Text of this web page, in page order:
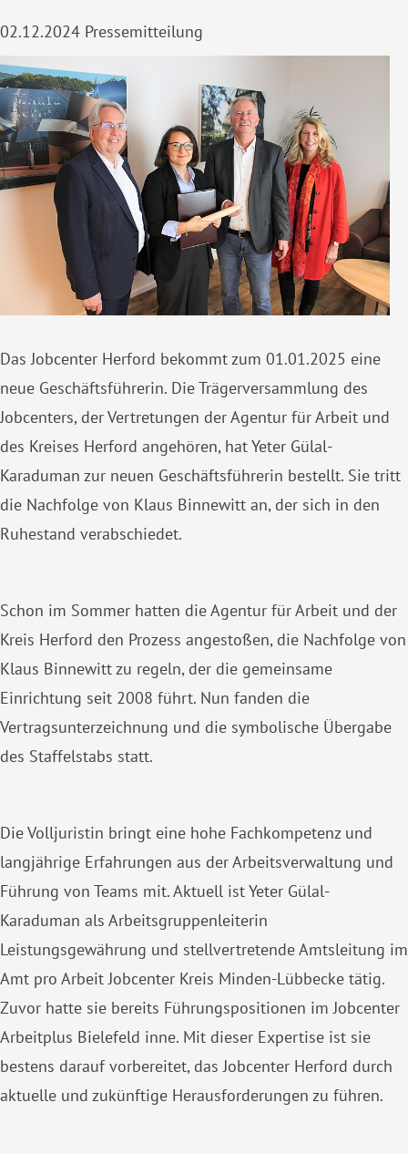
02.12.2024 Pressemitteilung
Das Jobcenter Herford bekommt zum 01.01.2025 eine
neue Geschäftsführerin. Die Trägerversammlung des
Jobcenters, der Vertretungen der Agentur für Arbeit und
des Kreises Herford angehören, hat Yeter Gülal-
Karaduman zur neuen Geschäftsführerin bestellt. Sie tritt
die Nachfolge von Klaus Binnewitt an, der sich in den
Ruhestand verabschiedet.
Schon im Sommer hatten die Agentur für Arbeit und der
Kreis Herford den Prozess angestoßen, die Nachfolge von
Klaus Binnewitt zu regeln, der die gemeinsame
Einrichtung seit 2008 führt. Nun fanden die
Vertragsunterzeichnung und die symbolische Übergabe
des Staffelstabs statt.
Die Volljuristin bringt eine hohe Fachkompetenz und
langjährige Erfahrungen aus der Arbeitsverwaltung und
Führung von Teams mit. Aktuell ist Yeter Gülal-
Karaduman als Arbeitsgruppenleiterin
Leistungsgewährung und stellvertretende Amtsleitung im
Amt pro Arbeit Jobcenter Kreis Minden-Lübbecke tätig.
Zuvor hatte sie bereits Führungspositionen im Jobcenter
Arbeitplus Bielefeld inne. Mit dieser Expertise ist sie
bestens darauf vorbereitet, das Jobcenter Herford durch
aktuelle und zukünftige Herausforderungen zu führen.